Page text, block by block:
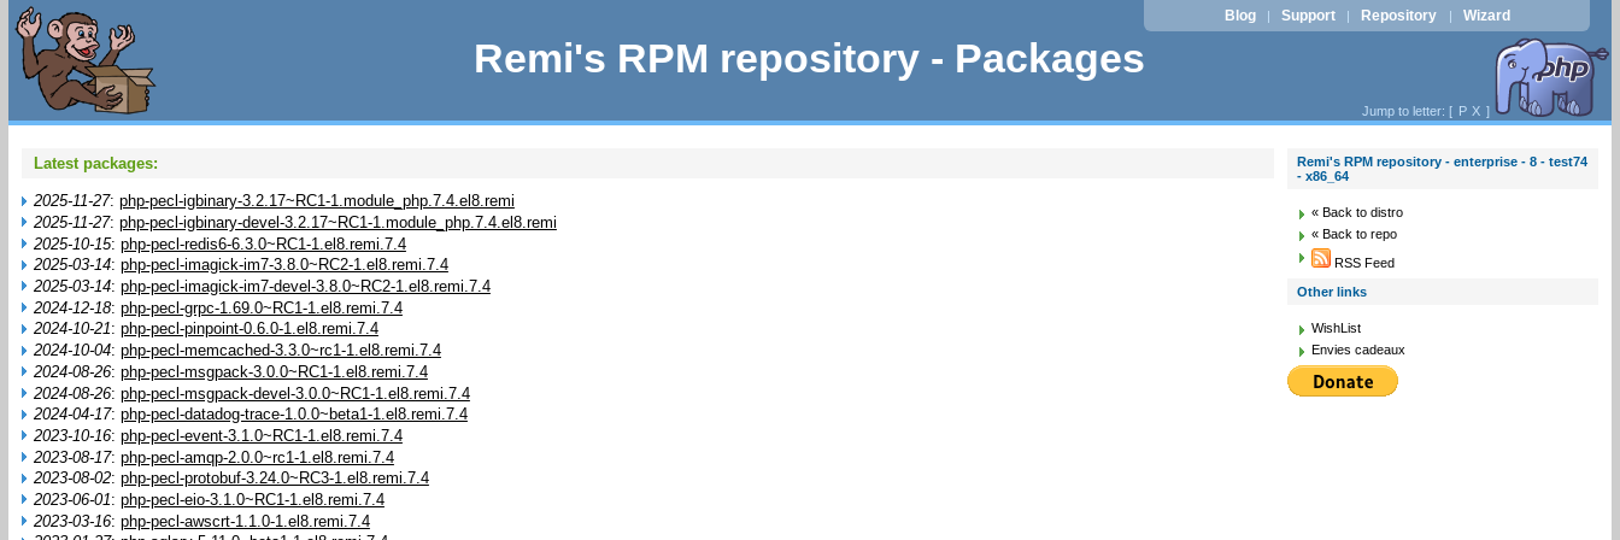
Remi's RPM repository - Packages
Blog | Support | Repository | Wizard
Jump to letter: [ P X ]
Latest packages:
2025-11-27: php-pecl-igbinary-3.2.17~RC1-1.module_php.7.4.el8.remi
2025-11-27: php-pecl-igbinary-devel-3.2.17~RC1-1.module_php.7.4.el8.remi
2025-10-15: php-pecl-redis6-6.3.0~RC1-1.el8.remi.7.4
2025-03-14: php-pecl-imagick-im7-3.8.0~RC2-1.el8.remi.7.4
2025-03-14: php-pecl-imagick-im7-devel-3.8.0~RC2-1.el8.remi.7.4
2024-12-18: php-pecl-grpc-1.69.0~RC1-1.el8.remi.7.4
2024-10-21: php-pecl-pinpoint-0.6.0-1.el8.remi.7.4
2024-10-04: php-pecl-memcached-3.3.0~rc1-1.el8.remi.7.4
2024-08-26: php-pecl-msgpack-3.0.0~RC1-1.el8.remi.7.4
2024-08-26: php-pecl-msgpack-devel-3.0.0~RC1-1.el8.remi.7.4
2024-04-17: php-pecl-datadog-trace-1.0.0~beta1-1.el8.remi.7.4
2023-10-16: php-pecl-event-3.1.0~RC1-1.el8.remi.7.4
2023-08-17: php-pecl-amqp-2.0.0~rc1-1.el8.remi.7.4
2023-08-02: php-pecl-protobuf-3.24.0~RC3-1.el8.remi.7.4
2023-06-01: php-pecl-eio-3.1.0~RC1-1.el8.remi.7.4
2023-03-16: php-pecl-awscrt-1.1.0-1.el8.remi.7.4
Remi's RPM repository - enterprise - 8 - test74
- x86_64
« Back to distro
« Back to repo
RSS Feed
Other links
WishList
Envies cadeaux